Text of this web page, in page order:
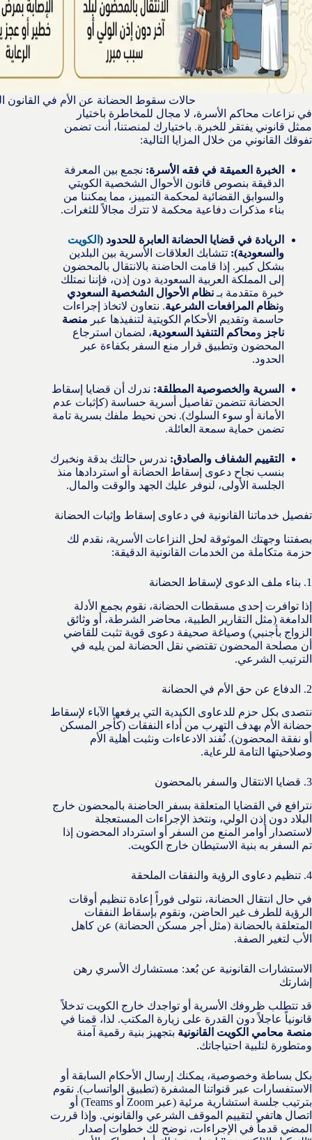
حالات سقوط الحضانة عن الأم في القانون
في نزاعات محاكم الأسرة، لا مجال للمخاطرة باختيار
ممثل قانوني يفتقر للخبرة. باختيارك لمنصتنا، أنت تضمن
تفوقك القانوني من خلال المزايا التالية:
الخبرة العميقة في فقه الأسرة: نجمع بين المعرفة
الدقيقة بنصوص قانون الأحوال الشخصية الكويتي
والسوابق القضائية لمحكمة التمييز، مما يمكننا من
بناء مذكرات دفاعية محكمة لا تترك مجالاً للثغرات.
الريادة في قضايا الحضانة العابرة للحدود ( الكويت
والسعودية): تتشابك العلاقات الأسرية بين البلدين
بشكل كبير. إذا قامت الحاضنة بالانتقال بالمحضون
إلى المملكة العربية السعودية دون إذن، فإننا نمتلك
خبرة متقدمة بـ نظام الأحوال الشخصية السعودي
ونظام المرافعات الشرعية. نتعاون لاتخاذ إجراءات
حاسمة وتقديم الأحكام الكويتية لتنفيذها عبر منصة
ناجز ومحاكم التنفيذ السعودية، لضمان استرجاع
المحضون وتطبيق قرار منع السفر بكفاءة عبر
الحدود.
السرية والخصوصية المطلقة: ندرك أن قضايا إسقاط
الحضانة تتضمن تفاصيل أسرية حساسة (كإثبات عدم
الأمانة أو سوء السلوك). نحن نحيط ملفك بسرية تامة
تضمن حماية سمعة العائلة.
التقييم الشفاف والصادق: ندرس حالتك بدقة ونخبرك
بنسب نجاح دعوى إسقاط الحضانة أو استردادها منذ
الجلسة الأولى، لنوفر عليك الجهد والوقت والمال.
تفصيل خدماتنا القانونية في دعاوى إسقاط وإثبات الحضانة
بصفتنا وجهتك الموثوقة لحل النزاعات الأسرية، نقدم لك
حزمة متكاملة من الخدمات القانونية الدقيقة:
1. بناء ملف الدعوى لإسقاط الحضانة
إذا توافرت إحدى مسقطات الحضانة، نقوم بجمع الأدلة
الدامغة (مثل التقارير الطبية، محاضر الشرطة، أو وثائق
الزواج بأجنبي) وصياغة صحيفة دعوى قوية تثبت للقاضي
أن مصلحة المحضون تقتضي نقل الحضانة لمن يليه في
الترتيب الشرعي.
2. الدفاع عن حق الأم في الحضانة
نتصدى بكل حزم للدعاوى الكيدية التي يرفعها الآباء لإسقاط
حضانة الأم بهدف التهرب من أداء النفقات (كأجر المسكن
أو نفقة المحضون). نُفند الادعاءات ونثبت أهلية الأم
وصلاحيتها التامة للرعاية.
3. قضايا الانتقال والسفر بالمحضون
نترافع في القضايا المتعلقة بسفر الحاضنة بالمحضون خارج
البلاد دون إذن الولي، ونتخذ الإجراءات المستعجلة
لاستصدار أوامر المنع من السفر أو استرداد المحضون إذا
تم السفر به بنية الاستيطان خارج الكويت.
4. تنظيم دعاوى الرؤية والنفقات الملحقة
في حال انتقال الحضانة، نتولى فوراً إعادة تنظيم أوقات
الرؤية للطرف غير الحاضن، ونقوم بإسقاط النفقات
المتعلقة بالحضانة (مثل أجر مسكن الحضانة) عن كاهل
الأب لتغير الصفة.
الاستشارات القانونية عن بُعد: مستشارك الأسري رهن
إشارتك
قد تتطلب ظروفك الأسرية أو تواجدك خارج الكويت تدخلاً
قانونياً عاجلاً دون القدرة على زيارة المكتب. لذا، قمنا في
منصة محامي الكويت القانونية بتجهيز بنية رقمية آمنة
ومتطورة لتلبية احتياجاتك.
بكل بساطة وخصوصية، يمكنك إرسال الأحكام السابقة أو
الاستفسارات عبر قنواتنا المشفرة (تطبيق الواتساب). نقوم
بترتيب جلسة استشارية مرئية (عبر Zoom أو Teams) أو
اتصال هاتفي لتقييم الموقف الشرعي والقانوني. وإذا قررت
المضي قدماً في الإجراءات، نوضح لك خطوات إصدار